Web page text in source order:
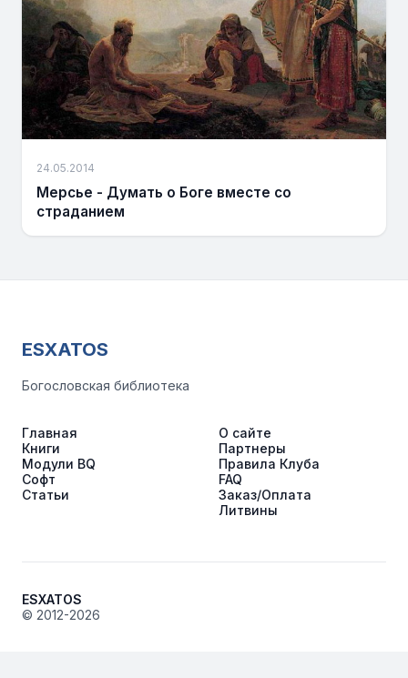
24.05.2014
Мерсье - Думать о Боге вместе со
страданием
ESXATOS
Богословская библиотека
Главная
Книги
Модули BQ
Софт
Статьи
О сайте
Партнеры
Правила Клуба
FAQ
Заказ/Оплата
Литвины
ESXATOS
© 2012-2026